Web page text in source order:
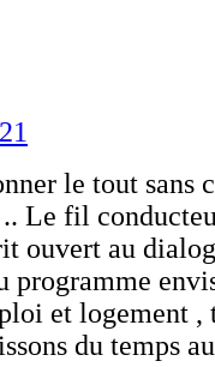
le tout sans
.. Le fil
ouvert au
programme
et logement ,
du temps